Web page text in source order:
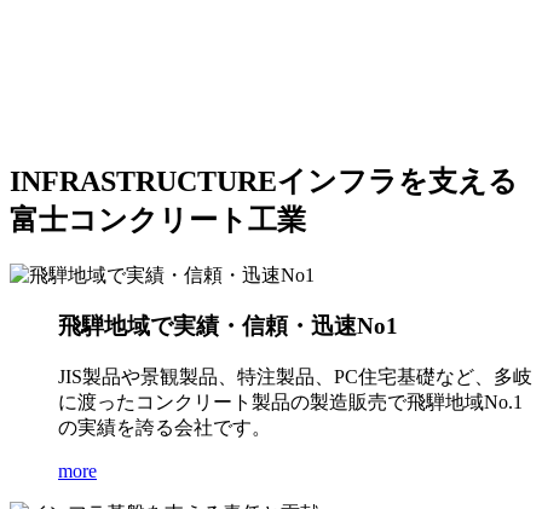
INFRASTRUCTUREインフラを支える
富士コンクリート工業
飛騨地域で実績・信頼・迅速No1
JIS製品や景観製品、特注製品、PC住宅基礎など、多岐
に渡ったコンクリート製品の製造販売で飛騨地域No.1
の実績を誇る会社です。
more